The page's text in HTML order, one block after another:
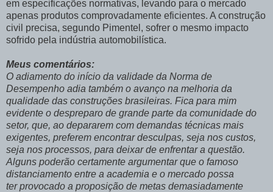
em especificações normativas, levando para o mercado
apenas produtos comprovadamente eficientes. A construção
civil precisa, segundo Pimentel, sofrer o mesmo impacto
sofrido pela indústria automobilística.
Meus comentários:
O adiamento do início da validade da Norma de
Desempenho adia também o avanço na melhoria da
qualidade das construções brasileiras. Fica para mim
evidente o despreparo de grande parte da comunidade do
setor, que, ao depararem com demandas técnicas mais
exigentes, preferem encontrar desculpas, seja nos custos,
seja nos processos, para deixar de enfrentar a questão.
Alguns poderão certamente argumentar que o famoso
distanciamento entre a academia e o mercado possa
ter provocado a proposição de metas demasiadamente